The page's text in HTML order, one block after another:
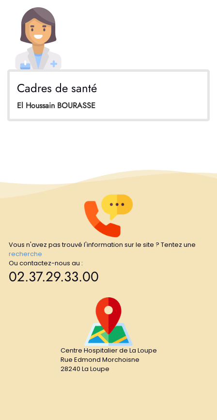
Cadres de santé
El Houssain BOURASSE
Vous n'avez pas trouvé l'information sur le site ? Tentez une
recherche
Ou contactez-nous au :
02.37.29.33.00
Centre Hospitalier de La Loupe
Rue Edmond Morchoisne
28240 La Loupe